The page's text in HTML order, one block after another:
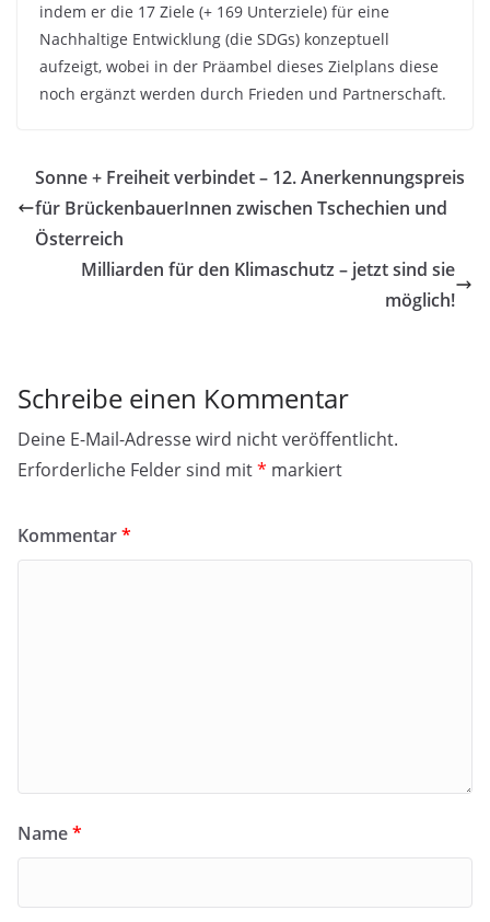
indem er die 17 Ziele (+ 169 Unterziele) für eine
Nachhaltige Entwicklung (die SDGs) konzeptuell
aufzeigt, wobei in der Präambel dieses Zielplans diese
noch ergänzt werden durch Frieden und Partnerschaft.
Sonne + Freiheit verbindet – 12. Anerkennungspreis
für BrückenbauerInnen zwischen Tschechien und
Österreich
Milliarden für den Klimaschutz – jetzt sind sie
möglich!
Schreibe einen Kommentar
Deine E-Mail-Adresse wird nicht veröffentlicht.
Erforderliche Felder sind mit* markiert
Kommentar*
Name*